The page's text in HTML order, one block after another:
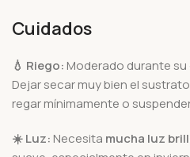
Cuidados
💧 Riego: Moderado durante
Dejar secar muy bien el
regar mínimamente o
☀️Luz: Necesita mucha luz